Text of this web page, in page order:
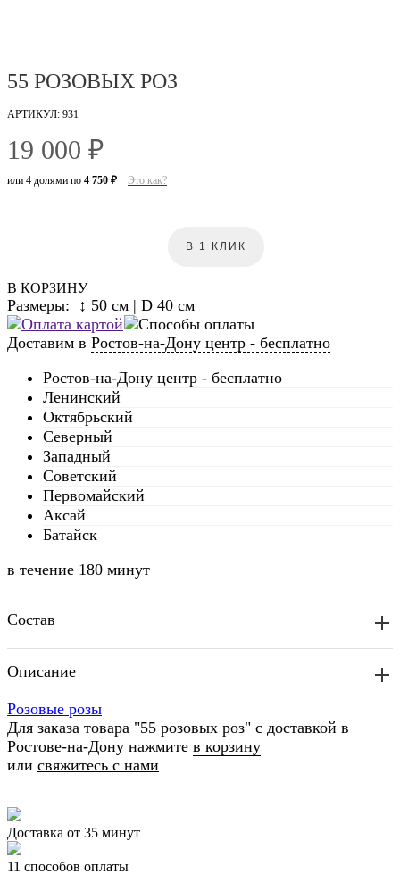
55 РОЗОВЫХ РОЗ
АРТИКУЛ: 931
19 000 ₽
или 4 долями по 4 750 ₽ Это как?
В КОРЗИНУ
В 1 КЛИК
Размеры: ↕ 50 см | D 40 см
Доставим в Ростов-на-Дону центр - бесплатно
Ростов-на-Дону центр - бесплатно
Ленинский
Октябрьский
Северный
Западный
Советский
Первомайский
Аксай
Батайск
в течение 180 минут
Состав
Описание
Розовые розы
Для заказа товара "55 розовых роз" с доставкой в
Ростове-на-Дону нажмите в корзину
или свяжитесь с нами
Доставка от 35 минут
11 способов оплаты